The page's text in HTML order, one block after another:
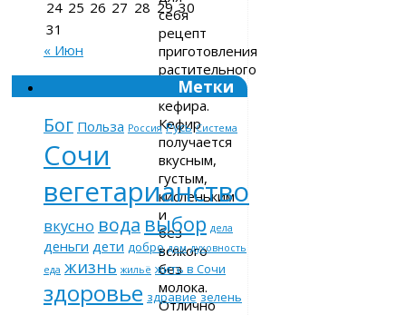
себя
рецепт
приготовления
растительного
овсяного
кефира.
Кефир
получается
вкусным,
густым,
кисленьким
и
без
всякого
без
молока.
Отлично
24 25 26 27 28 29 30
31
« Июн
Метки
Бог Польза Россия Русь Система
Сочи
вегетарианство
вкусно вода выбор дела
деньги дети добро дом духовность
еда жизнь жильё жить в Сочи
здоровье здравие зелень